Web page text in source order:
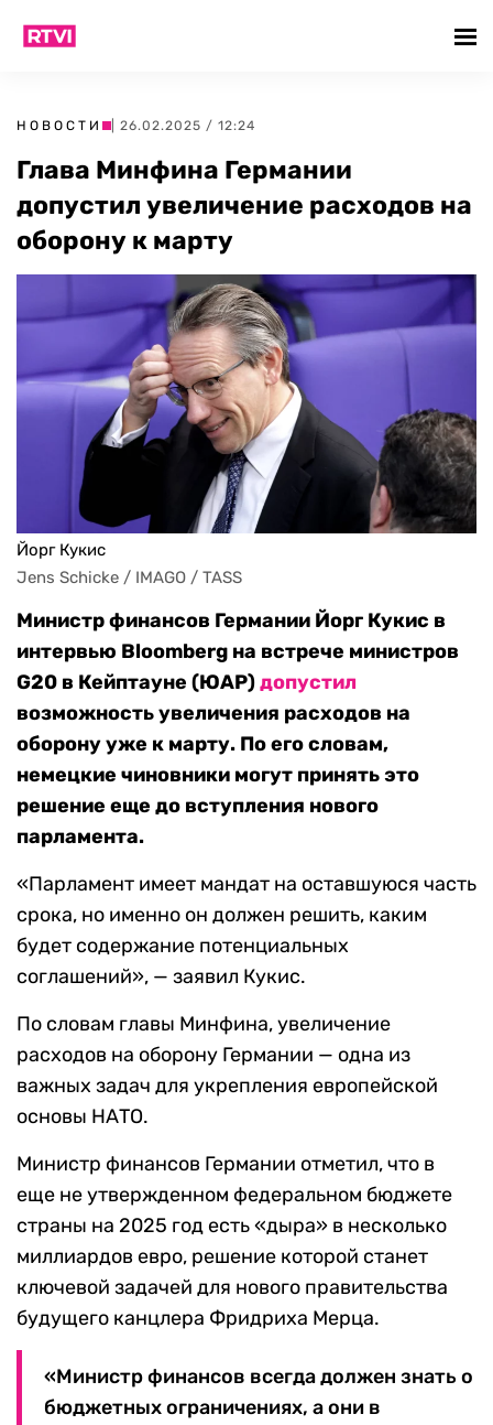
НОВОСТИ | 26.02.2025 / 12:24
Глава Минфина Германии
допустил увеличение расходов на
оборону к марту
Йорг Кукис
Jens Schicke / IMAGO / TASS
Министр финансов Германии Йорг Кукис в
интервью Bloomberg на встрече министров
G20 в Кейптауне (ЮАР)допустил
возможность увеличения расходов на
оборону уже к марту. По его словам,
немецкие чиновники могут принять это
решение еще до вступления нового
парламента.
«Парламент имеет мандат на оставшуюся часть
срока, но именно он должен решить, каким
будет содержание потенциальных
соглашений», — заявил Кукис.
По словам главы Минфина, увеличение
расходов на оборону Германии — одна из
важных задач для укрепления европейской
основы НАТО.
Министр финансов Германии отметил, что в
еще не утвержденном федеральном бюджете
страны на 2025 год есть «дыра» в несколько
миллиардов евро, решение которой станет
ключевой задачей для нового правительства
будущего канцлера Фридриха Мерца.
«Министр финансов всегда должен знать о
бюджетных ограничениях, а они в